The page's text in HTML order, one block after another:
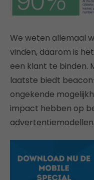
We weten allemaal
vinden, daarom is
een klant te binden.
laatste biedt
ongekende
impact hebben op
advertentiemodellen.